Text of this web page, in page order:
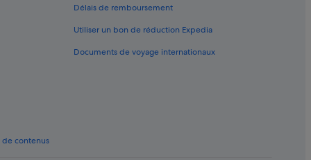
vacances
à proximité
de contenus
Délais de remboursement
Utiliser un bon de réduction Expedia
Documents de voyage internationaux